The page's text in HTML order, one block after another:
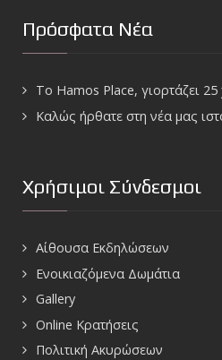
Πρόσφατα Νέα
To Hamos Place, γιορτάζει 25
Καλώς ήρθατε στη νέα μας
Χρήσιμοι Σύνδεσμοι
Αίθουσα Εκδηλώσεων
Ενοικιαζόμενα Δωμάτια
Gallery
Online Κρατήσεις
Πολιτική Ακυρώσεων